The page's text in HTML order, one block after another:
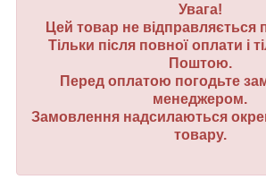
Увага!
Цей товар не відправляється
Тільки після повної оплати і
Поштою.
Перед оплатою погодьте
менеджером.
Замовлення надсилаються
товару.